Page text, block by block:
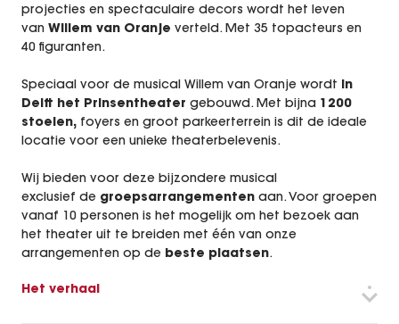
projecties en spectaculaire decors wordt het leven
van Willem van Oranje verteld. Met 35 topacteurs en
40 figuranten.
Speciaal voor de musical Willem van Oranje wordt in
Delft het Prinsentheater gebouwd. Met bijna 1200
stoelen, foyers en groot parkeerterrein is dit de ideale
locatie voor een unieke theaterbelevenis.
Wij bieden voor deze bijzondere musical
exclusief de groepsarrangementen aan. Voor groepen
vanaf 10 personen is het mogelijk om het bezoek aan
het theater uit te breiden met één van onze
arrangementen op de beste plaatsen.
Het verhaal
Inspiratie Cases
Vacatures